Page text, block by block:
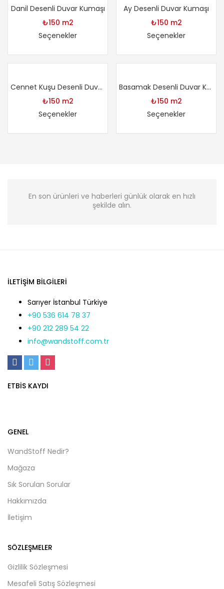
Danil Desenli Duvar Kumaşı
₺150 m2
Seçenekler
Ay Desenli Duvar Kumaşı
₺150 m2
Seçenekler
Cennet Kuşu Desenli Duvar Kumaşı
₺150 m2
Seçenekler
Basamak Desenli Duvar Kumaşı
₺150 m2
Seçenekler
En son ürünleri ve haberleri günlük olarak en hızlı
şekilde alın.
İLETIŞIM BILGILERI
Sarıyer İstanbul Türkiye
+90 536 614 78 37
+90 212 289 54 22
info@wandstoff.com.tr
ETBİS KAYDI
GENEL
WandStoff Nedir?
Mağaza
Sık Sorulan Sorular
Hakkımızda
İletişim
SÖZLEŞMELER
Gizlilik Sözleşmesi
Mesafeli Satış Sözleşmesi